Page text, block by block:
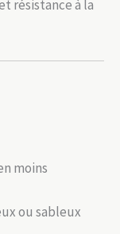
résistance à la
moins
ou sableux